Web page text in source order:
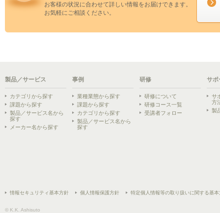
お客様の状況に合わせて詳しい情報をお届けできます。
お気軽にご相談ください。
製品／サービス
カテゴリから探す
課題から探す
製品／サービス名から
探す
メーカー名から探す
事例
業種業態から探す
課題から探す
カテゴリから探す
製品／サービス名から
探す
研修
研修について
研修コース一覧
受講者フォロー
サポ
サ
方
製
情報セキュリティ基本方針 個人情報保護方針 特定個人情報等の取り扱いに関する基本
© K.K. Ashisuto